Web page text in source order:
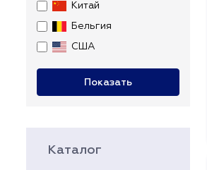
Китай
Бельгия
США
Показать
Каталог